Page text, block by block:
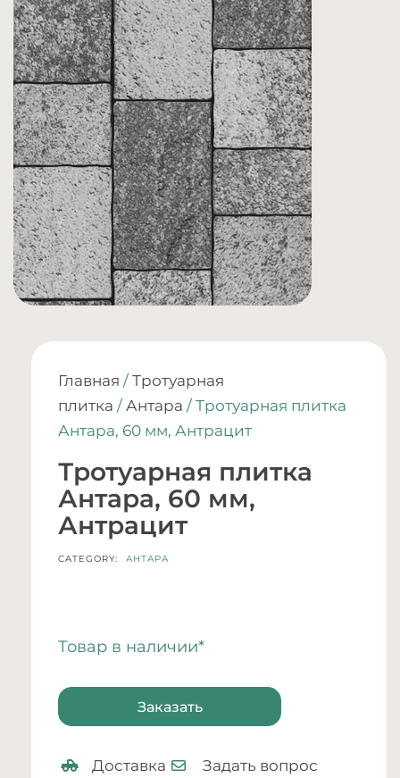
Главная / Тротуарная
плитка / Антара / Тротуарная плитка
Антара, 60 мм, Антрацит
Тротуарная плитка
Антара, 60 мм,
Антрацит
CATEGORY: АНТАРА
Товар в наличии*
Заказать
Доставка Задать вопрос